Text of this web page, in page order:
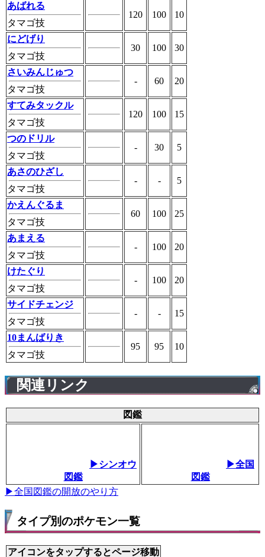
あばれる
タマゴ技
120 100 10
にどげり
タマゴ技
30 100 30
さいみんじゅつ
タマゴ技
- 60 20
すてみタックル
タマゴ技
120 100 15
つのドリル
タマゴ技
- 30 5
あさのひざし
タマゴ技
- - 5
かえんぐるま
タマゴ技
60 100 25
あまえる
タマゴ技
- 100 20
けたぐり
タマゴ技
- 100 20
サイドチェンジ
タマゴ技
- - 15
10まんばりき
タマゴ技
95 95 10
関連リンク
図鑑
▶シンオウ
図鑑
▶全国
図鑑
▶全国図鑑の開放のやり方
タイプ別のポケモン一覧
アイコンをタップするとページ移動